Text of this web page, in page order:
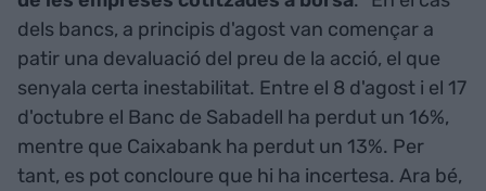
dels bancs, a principis d'agost van començar a
patir una devaluació del preu de la acció, el que
senyala certa inestabilitat. Entre el 8 d'agost i el 17
d'octubre el Banc de Sabadell ha perdut un 16%,
mentre que Caixabank ha perdut un 13%. Per
tant, es pot concloure que hi ha incertesa. Ara bé,